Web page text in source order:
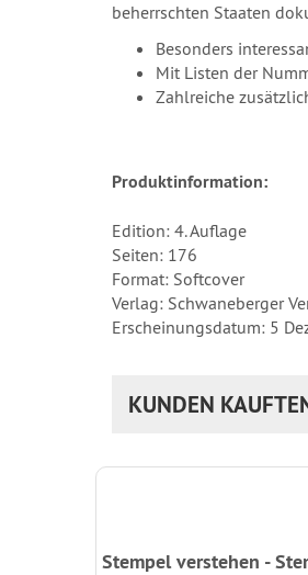
beherrschten Staaten
Besonders
Mit Listen der
Zahlreiche
Produktinformation:
Edition: 4. Auflage
Seiten: 176
Format: Softcover
Verlag: Schwaneberger
Erscheinungsdatum: 5
KUNDEN
Stempel verstehen -